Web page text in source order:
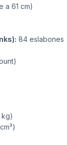
a 61 cm)
84 eslabones
kg)